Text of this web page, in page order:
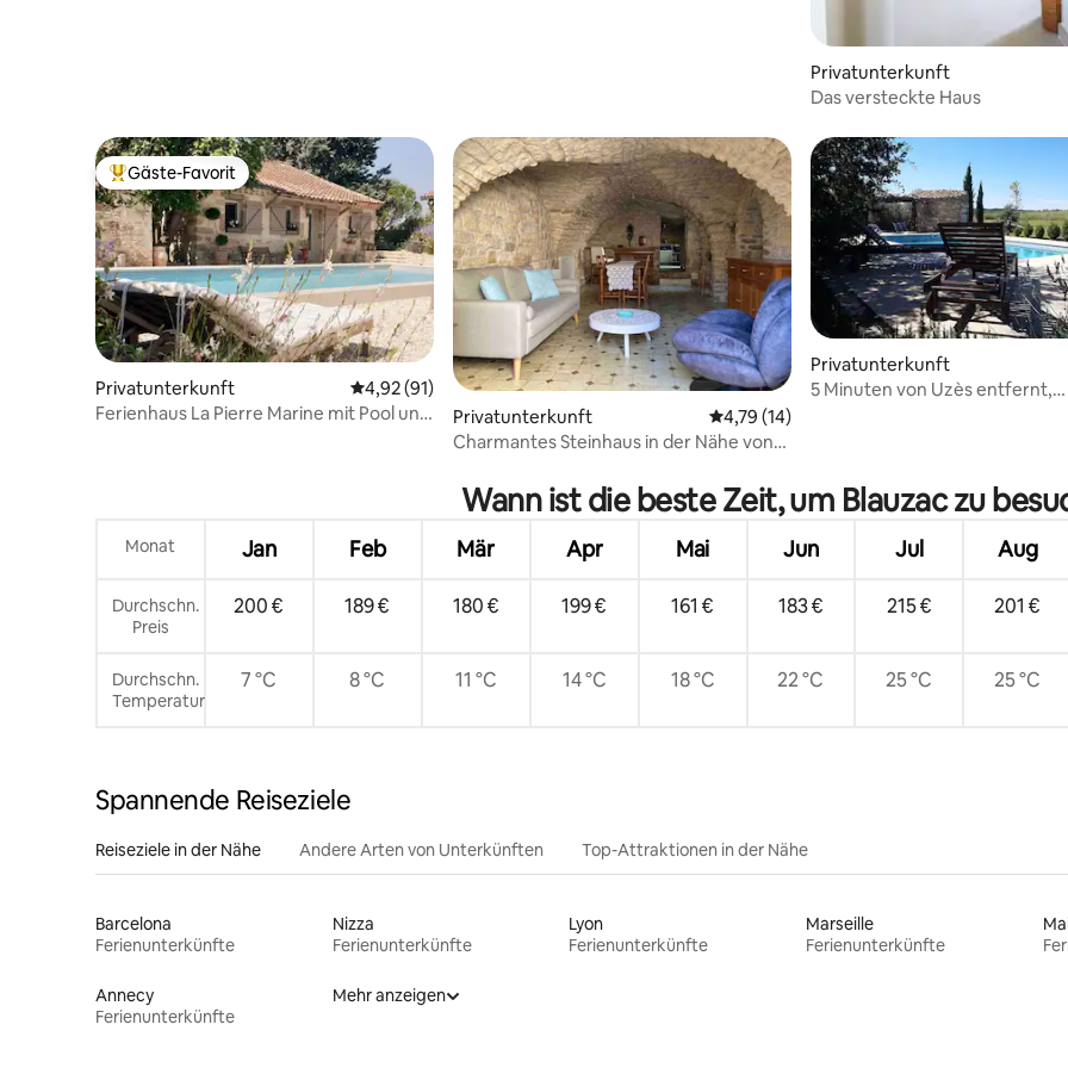
Privatunterkunft
Das versteckte Haus
Beliebter Gäste-Favorit.
Gäste-Favorit
Privatunterkunft Durchschnittliche Bewertung: 4,92 von 5, 91 Bewertungen
4,92 (91)
Ferienhaus La Pierre Marine mit Pool und
Privatunterkunft Durchschnittliche Bewertung: 4,79 von 5,
4,79 (14)
Charmantes Steinhaus in der Nähe von
Privatunterkunft
5 Minuten von Uzès entfernt,
Wann ist die beste Zeit, um Blauzac zu
Monat Jan Feb Mär Apr Mai Jun Jul Aug
Durchschn.
Preis
200 € 189 € 180 € 199 € 161 € 183 € 215 € 201 €
Durchschn.
Temperatur
7 °C 8 °C 11 °C 14 °C 18 °C 22 °C 25 °C 25 °C
Spannende Reiseziele
Reiseziele in der Nähe Andere Arten von Unterkünften Top-Attraktionen in der Nähe
Barcelona
Ferienunterkünfte
Nizza
Ferienunterkünfte
Lyon
Ferienunterkünfte
Marseille
Ferienunterkünfte
Annecy
Ferienunterkünfte
Mehr anzeigen